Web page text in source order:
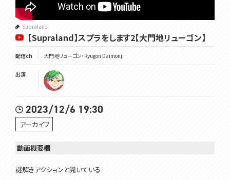
Supraland
【Supraland】スプラをします2【大門地リューゴン】
配信ch 大門地リューゴン・Ryugon Daimonji
出演
2023/12/6 19:30
アーカイブ
動画概要欄
謎解きアクションと聞いている